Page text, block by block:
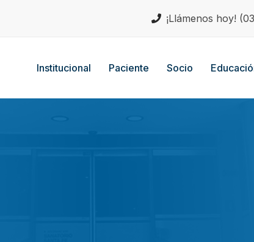
¡Llámenos hoy!
Institucional Paciente Socio